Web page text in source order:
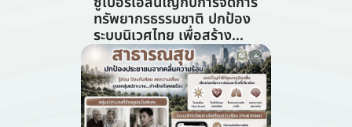
ทรัพยากรธรรมชาติ ปกป้อง
ระบบนิเวศไทย เพื่อสร้าง
ภูมิคุ้มกันต่อวิกฤตภูมิอากาศ
(สาขาการจัดการ
ทรัพยากรธรรมชาติ)